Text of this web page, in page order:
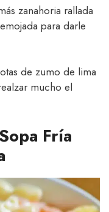
zanahoria rallada
para darle
de zumo de lima
mucho el
Fría